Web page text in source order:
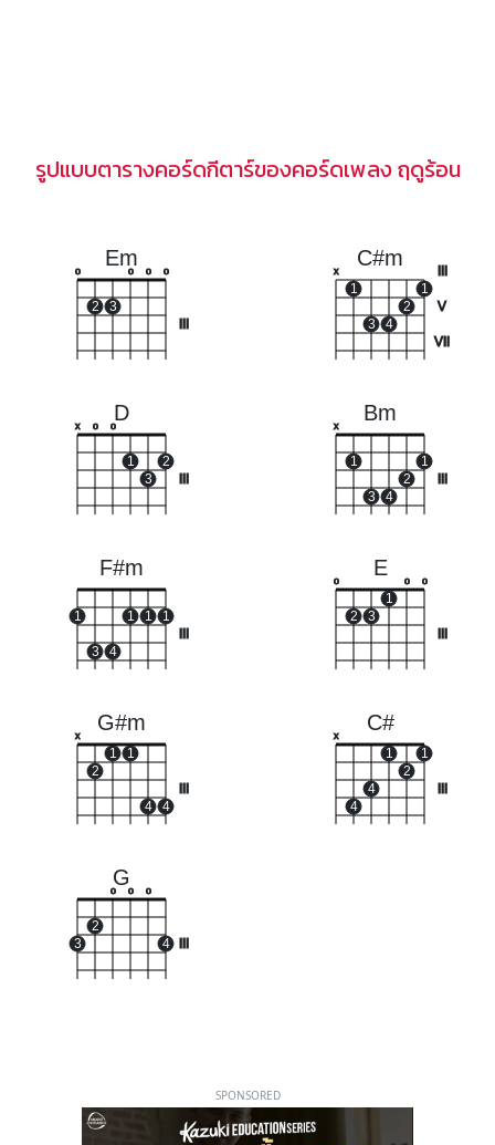
รูปแบบตารางคอร์ดกีตาร์ของคอร์ดเพลง ฤดูร้อน
Em
o
2 3
o o o
C#m
V
VII
x
1
3 4
2
1
D
x o o
1
3
2
Bm
x
1
3 4
2
1
F#m
1
3 4
1 1 1
E
o
2 3
1
o o
G#m
x
2
1 1
4 4
C#
x
4
4
1
2
1
G
3
2
o o o
4
SPONSORED